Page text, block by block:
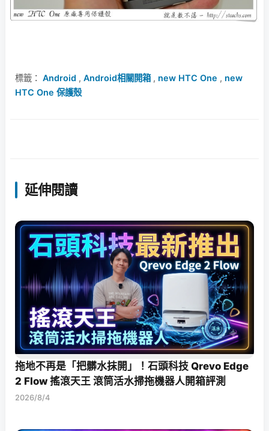
標籤： Android , Android相關開箱, new HTC One , new
HTC One 保護殼
延伸閱讀
拖地不再是「把髒水抹開」！石頭科技 Qrevo Edge
2 Flow 搖滾天王 滾筒活水掃拖機器人開箱評測
2026/8/4